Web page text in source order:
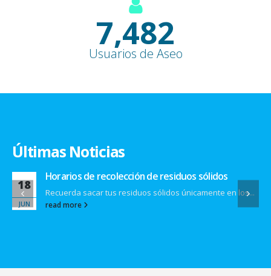
9,100+
Usuarios de Aseo
Últimas Noticias
18
JUN
Horarios de recolección de residuos sólidos
Recuerda sacar tus residuos sólidos únicamente en los...
read more